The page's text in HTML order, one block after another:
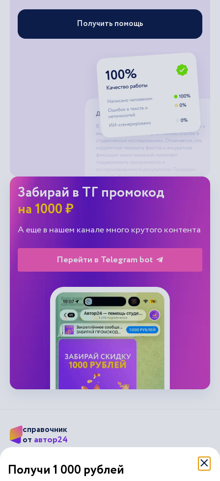
Получить помощь
Забирай в ТГ промокод
на 1000 ₽
А еще в нашем канале много крутого контента
Перейти в Telegram bot
справочник
от автор24
Подписывайся на наши соц. сети
Получи 1 000 рублей